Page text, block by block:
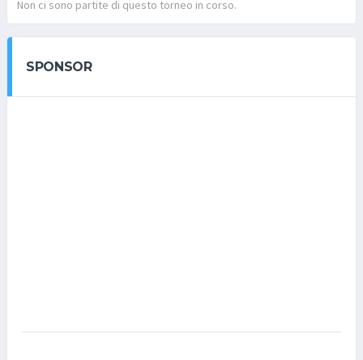
Non ci sono partite di questo torneo in corso.
SPONSOR